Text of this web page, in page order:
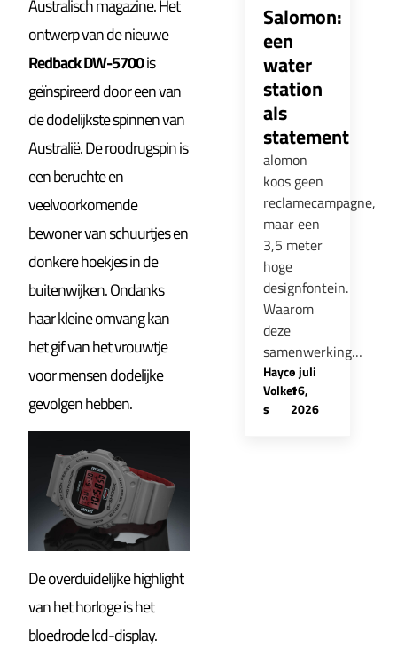
Australisch magazine. Het
ontwerp van de nieuwe
Redback DW-5700is
geïnspireerd door een van
de dodelijkste spinnen van
Australië. De roodrugspin is
een beruchte en
veelvoorkomende
bewoner van schuurtjes en
donkere hoekjes in de
buitenwijken. Ondanks
haar kleine omvang kan
het gif van het vrouwtje
voor mensen dodelijke
gevolgen hebben.
De overduidelijke highlight
van het horloge is het
bloedrode lcd-display.
Salomon:
een
water
station
als
statement
alomon
koos geen
reclamecampagne,
maar een
3,5 meter
hoge
designfontein.
Waarom
deze
samenwerking…
Hayco
Volker
s
-juli
16,
2026